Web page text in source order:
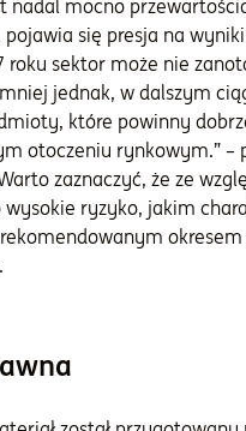
nadal mocno
się presja na wyniki
roku sektor może nie
jednak, w dalszym
które powinny
otoczeniu rynkowym.” –
zaznaczyć, że ze
wysokie ryzyko, jakim